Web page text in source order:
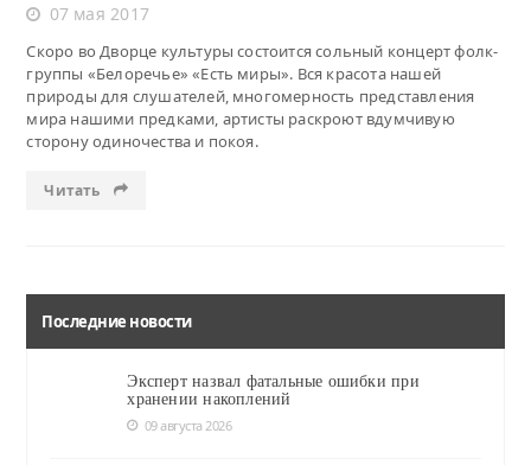
07 мая 2017
Скоро во Дворце культуры состоится сольный концерт фолк-
группы «Белоречье» «Есть миры». Вся красота нашей
природы для слушателей, многомерность представления
мира нашими предками, артисты раскроют вдумчивую
сторону одиночества и покоя.
Читать
Последние новости
Эксперт назвал фатальные ошибки при
хранении накоплений
09 августа 2026